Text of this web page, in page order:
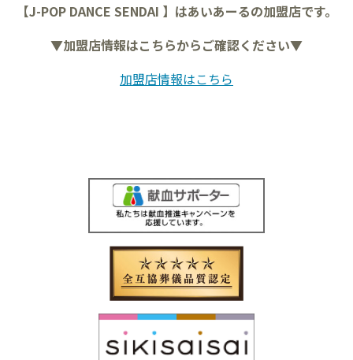
【J-POP DANCE SENDAI 】はあいあーるの加盟店です。
▼加盟店情報はこちらからご確認ください▼
加盟店情報はこちら